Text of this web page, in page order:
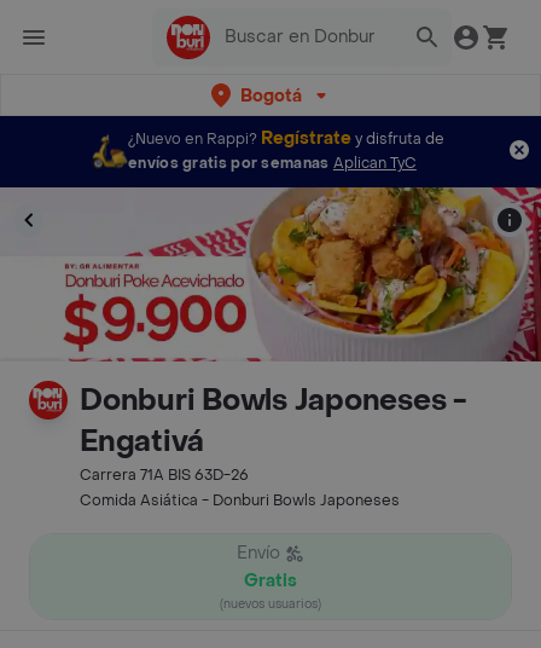
Bogotá
¿Nuevo en Rappi? Regístratey disfruta de
envíos gratis por semanas Aplican TyC
Donburi Bowls Japoneses -
Engativá
Carrera 71A BIS 63D-26
Comida Asiática - Donburi Bowls Japoneses
Envío
Gratis
(nuevos usuarios)